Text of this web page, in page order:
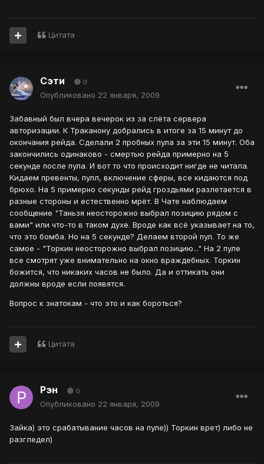
Цитата
Сэти 0
Опубликовано 22 января, 2009
Забавный был вчера вечерок из за слёта сервера
авторизации. К Траканону добрались в итоге за 15 минут до
окончания рейда. Сделали 2 пробных пула за эти 15 минут. Оба
закончились одинаково - смертью рейда примерно на 5
секунде после пула. И вот то что происходит нигде не читала.
Кидаем превенты, пулл, включение сферы, все кидаются под
брюхо. На 5 примерно секунды рейд гроздьями разлетается в
разные стороны и естественно мрёт. В Чате наблюдаем
сообщение "Таньзя неосторожно выбрал позицию рядом с
вами" или что-то в таком духе. Вроде как всё указывает на то,
что это бомба. Но на 5 секунде? Делаем второй пул. То же
самое - "Торкин неосторожно выбрал позицию..." На 2 пуле
все смотрят уже внимательно на окно враждебных. Торкин
божится, что никаких часов не было. Да и оттикать они
должны вроде если появятся.
Вопрос к знатокам - что это и как бороться?
Цитата
Рэн 0
Опубликовано 22 января, 2009
Зайка) это срабатывание часов на пуле)) Торкин врет) либо не
разгледел)